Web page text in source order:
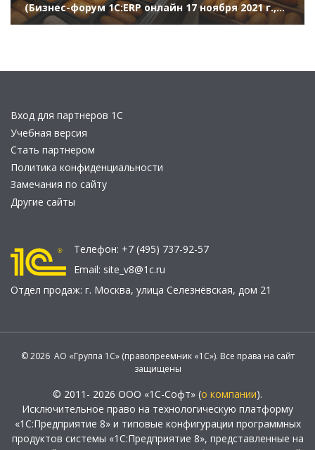
(Бизнес-форум 1С:ERP онлайн 17 ноября 2021 г.,
Часовских Оксана, ТД «АНИКС»)
Вход для партнеров 1С
Учебная версия
Стать партнером
Политика конфиденциальности
Замечания по сайту
Другие сайты
Телефон: +7 (495) 737-92-57
Email: site_v8@1c.ru
Отдел продаж: г. Москва, улица Селезнёвская, дом 21
© 2026 АО «Группа 1С» (правопреемник «1С»). Все права на сайт
защищены
© 2011- 2026 ООО «1С-Софт» (о компании).
Исключительное право на технологическую платформу
«1С:Предприятие 8» и типовые конфигурации программных
продуктов системы «1С:Предприятие 8», представленные на